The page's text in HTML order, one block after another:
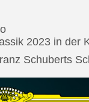
2023 in der
Schuberts